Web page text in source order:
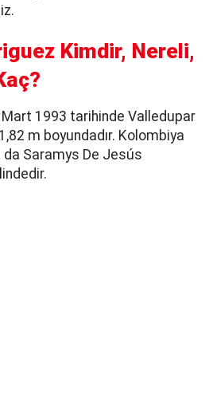
Kimdir, Nereli,
1993 tarihinde Valledupar
m boyundadır. Kolombiya
da Saramys De Jesús